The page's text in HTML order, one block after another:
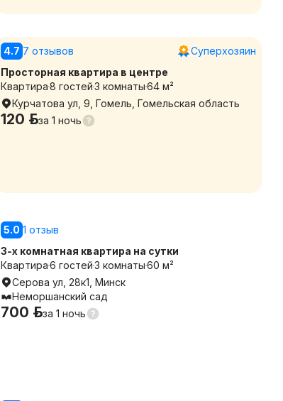
4.7 7 отзывов
Суперхозяин
Просторная квартира в центре
Квартира8 гостей3 комнаты64 м²
Курчатова ул, 9, Гомель, Гомельская область
120 р.за 1 ночь
5.0 1 отзыв
3-х комнатная квартира на сутки
Квартира6 гостей3 комнаты60 м²
Серова ул, 28к1, Минск
Неморшанский сад
700 р.за 1 ночь